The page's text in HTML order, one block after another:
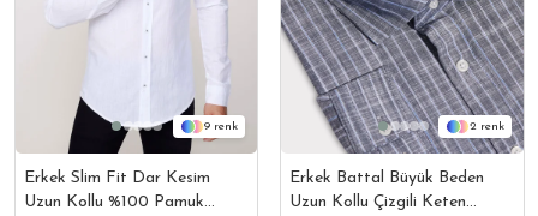
9
Erkek Slim Fit Dar Kesim
Uzun Kollu %100 Pamuk
2
Erkek Battal Büyük Beden
Uzun Kollu Çizgili Keten